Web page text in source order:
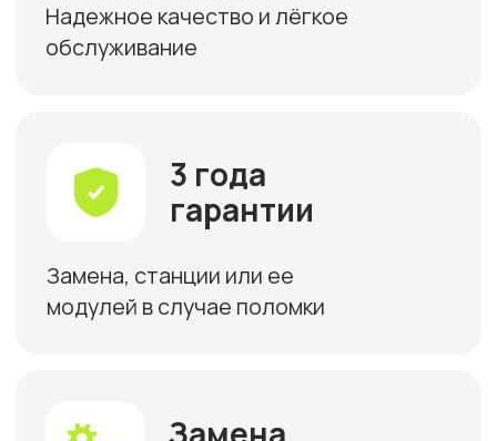
условий и отличается максимальной
надёжностью.